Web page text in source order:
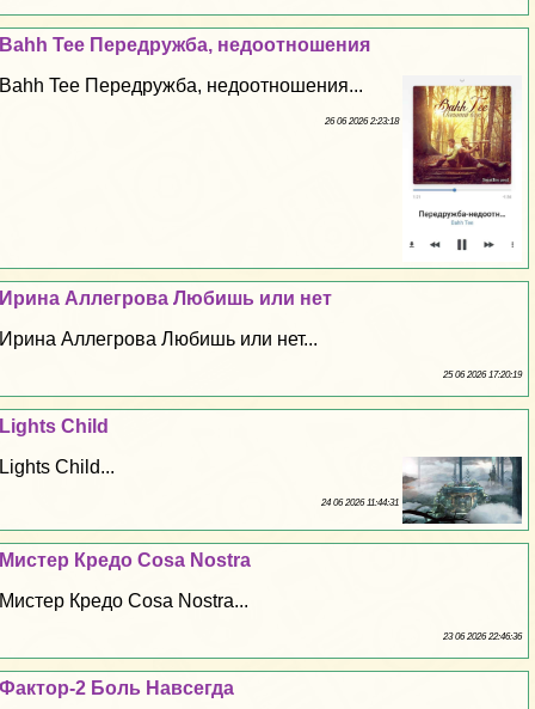
Bahh Tee Передружба, недоотношения
Bahh Tee Передружба, недоотношения...
26 06 2026 2:23:18
Ирина Аллегрова Любишь или нет
Ирина Аллегрова Любишь или нет...
25 06 2026 17:20:19
Lights Child
Lights Child...
24 06 2026 11:44:31
Мистер Кредо Cosa Nostra
Мистер Кредо Cosa Nostra...
23 06 2026 22:46:36
Фактор-2 Боль Навсегда